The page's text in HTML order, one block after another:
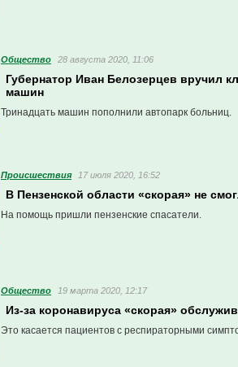
Общество 28 августа 2020, 11:06
Губернатор Иван Белозерцев вручил
машин
Тринадцать машин пополнили автопарк больниц.
Проиcшествия 17 июля 2020, 16:52
В Пензенской области «скорая» не
На помощь пришли пензенские спасатели.
Общество 19 марта 2020, 12:17
Из-за коронавируса «скорая»
Это касается пациентов с респираторными